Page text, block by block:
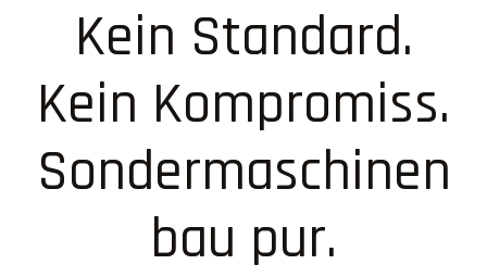
Kein Standard.
Kein Kompromiss.
Sondermaschinen
bau pur.